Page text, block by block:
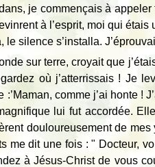
je commençais à
à l’esprit, moi qui
le silence s’installa.
sur terre, croyait que
où j’atterrissais ! Je
comme j’ai honte !
lui fut accordée.
douloureusement de
me dit une fois : " Docteur,
à Jésus-Christ de vous